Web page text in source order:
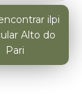
ilpi
Alto do
Pari